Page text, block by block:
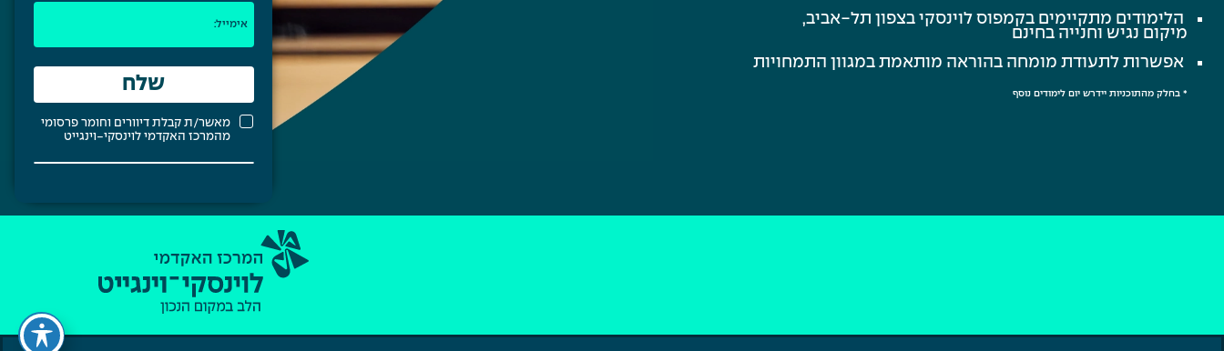
הלימודים מתקיימים בקמפוס לוינסקי בצפון תל-אביב,
מיקום נגיש וחנייה בחינם
אפשרות לתעודת מומחה בהוראה מותאמת במגוון התמחויות
* בחלק מהתוכניות יידרש יום לימודים נוסף
מאשר/ת קבלת דיוורים וחומר פרסומי
מהמרכז האקדמי לוינסקי-וינגייט